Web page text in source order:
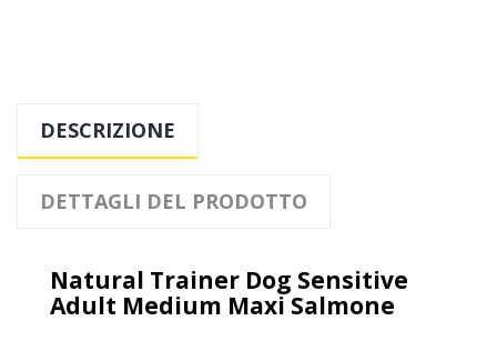
DESCRIZIONE
DETTAGLI DEL PRODOTTO
Natural Trainer Dog Sensitive
Adult Medium Maxi Salmone